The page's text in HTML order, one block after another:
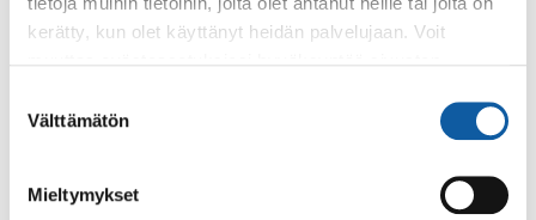
kerätty, kun olet käyttänyt heidän palvelujaan. Voit
valinta
Välttämätön
Mieltymykset
Tapahtumat 18.6. klo 11:00–15:00
Parantolan 90-vuotisjuhlaviikonlopun sunnuntaiohjelmaa